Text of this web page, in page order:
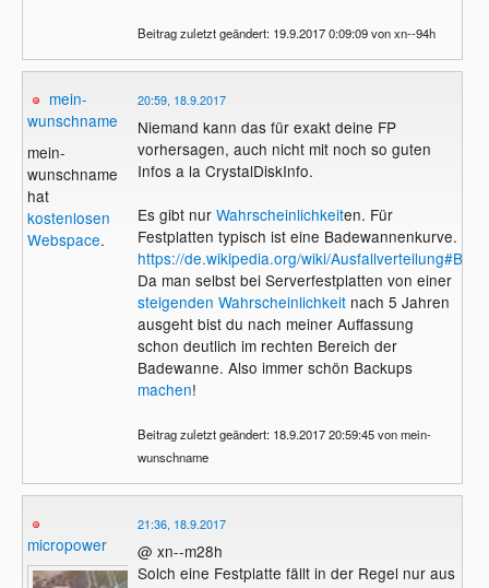
Beitrag zuletzt geändert: 19.9.2017 0:09:09 von xn--94h
mein-
wunschname
mein-
wunschname
hat
kostenlosen
Webspace.
20:59, 18.9.2017
Niemand kann das für exakt deine FP
vorhersagen, auch nicht mit noch so guten
Infos a la CrystalDiskInfo.
Es gibt nur Wahrscheinlichkeiten. Für
Festplatten typisch ist eine Badewannenkurve.
https://de.wikipedia.org/wiki/
Da man selbst bei Serverfestplatten von einer
steigenden Wahrscheinlichkeitnach 5 Jahren
ausgeht bist du nach meiner Auffassung
schon deutlich im rechten Bereich der
Badewanne. Also immer schön Backups
machen!
Beitrag zuletzt geändert: 18.9.2017 20:59:45 von mein-
wunschname
micropower
21:36, 18.9.2017
@ xn--m28h
Solch eine Festplatte fällt in der Regel nur aus